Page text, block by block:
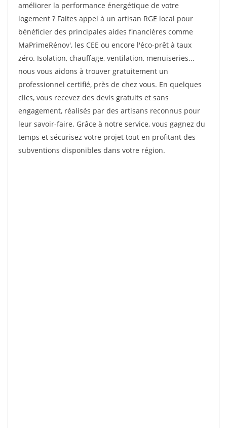
améliorer la performance énergétique de votre
logement ? Faites appel à un artisan RGE local pour
bénéficier des principales aides financières comme
MaPrimeRénov', les CEE ou encore l'éco-prêt à taux
zéro. Isolation, chauffage, ventilation, menuiseries...
nous vous aidons à trouver gratuitement un
professionnel certifié, près de chez vous. En quelques
clics, vous recevez des devis gratuits et sans
engagement, réalisés par des artisans reconnus pour
leur savoir-faire. Grâce à notre service, vous gagnez du
temps et sécurisez votre projet tout en profitant des
subventions disponibles dans votre région.